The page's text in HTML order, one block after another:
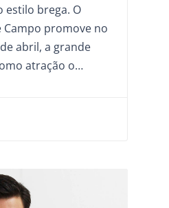
estilo brega. O
Campo promove no
abril, a grande
atração o…